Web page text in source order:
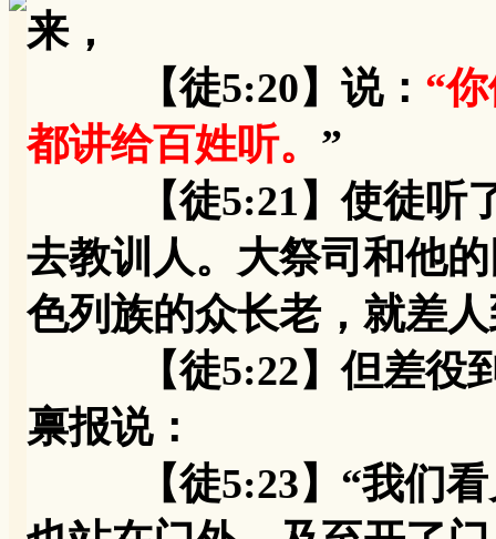
来，
【徒5:20】说： “
都讲给百姓听。 ”
【徒5:21】使徒听了
去教训人。大祭司和他
色列族的众长老，就差
【徒5:22】但差役到
禀报说：
【徒5:23】“我们看